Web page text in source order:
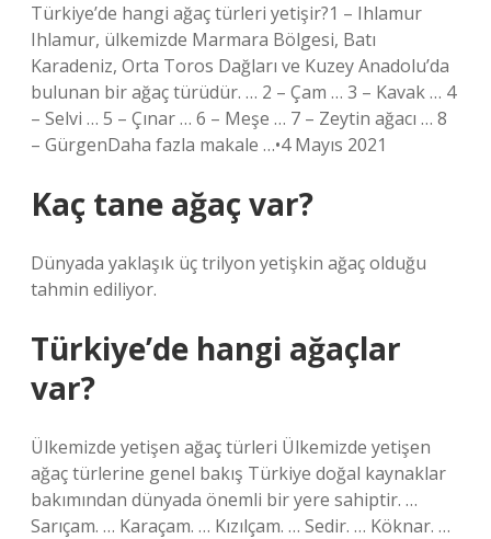
Türkiye’de hangi ağaç türleri yetişir?1 – Ihlamur
Ihlamur, ülkemizde Marmara Bölgesi, Batı
Karadeniz, Orta Toros Dağları ve Kuzey Anadolu’da
bulunan bir ağaç türüdür. … 2 – Çam … 3 – Kavak … 4
– Selvi … 5 – Çınar … 6 – Meşe … 7 – Zeytin ağacı … 8
– GürgenDaha fazla makale …•4 Mayıs 2021
Kaç tane ağaç var?
Dünyada yaklaşık üç trilyon yetişkin ağaç olduğu
tahmin ediliyor.
Türkiye’de hangi ağaçlar
var?
Ülkemizde yetişen ağaç türleri Ülkemizde yetişen
ağaç türlerine genel bakış Türkiye doğal kaynaklar
bakımından dünyada önemli bir yere sahiptir. …
Sarıçam. … Karaçam. … Kızılçam. … Sedir. … Köknar. …